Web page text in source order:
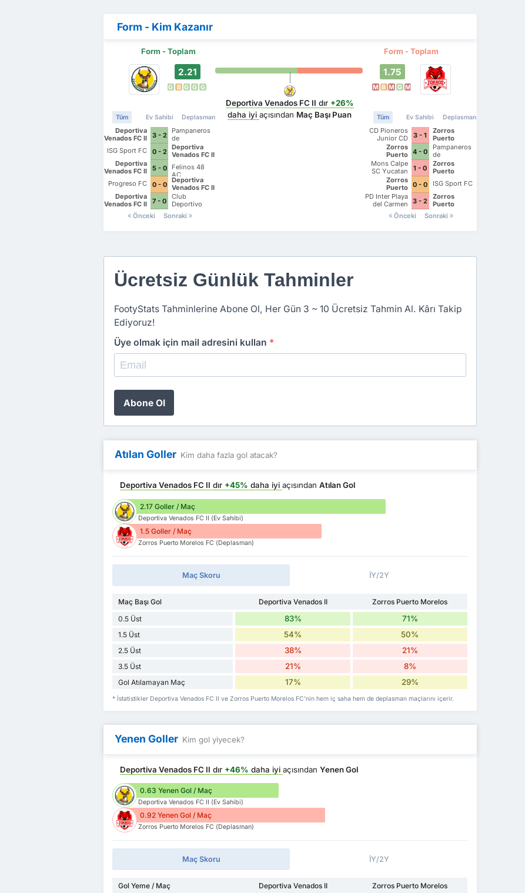
Form - Kim Kazanır
Form - Toplam Form - Toplam
2.21
G B G G G
Tüm Ev Sahibi Deplasman
Deportiva
Venados FC II
3 - 2
Pampaneros
de
Champoton
FC
ISG Sport FC 0 - 2
Deportiva
Venados FC II
Deportiva
Venados FC II
5 - 0
Felinos 48
AC
Progreso FC
0 - 0
Deportiva
Venados FC II
Deportiva
Venados FC II
7 - 0
Club
Deportivo
Zitacuaro II
Önceki Sonraki
Deportiva Venados FC II dır +26%
daha iyiaçısından Maç Başı Puan
1.75
M B M G M
Tüm Ev Sahibi Deplasman
CD Pioneros
Junior CD
Pioneros de
Cancun II
3 - 1
Zorros
Puerto
Morelos FC
Zorros
Puerto
Morelos FC
4 - 0
Pampaneros
de
Champoton
FC
Mons Calpe
SC Yucatan
1 - 0
Zorros
Puerto
Zorros
Puerto
Morelos FC
0 - 0
ISG Sport FC
PD Inter Playa
del Carmen
AC II
3 - 2
Zorros
Puerto
Morelos FC
Önceki Sonraki
Ücretsiz Günlük Tahminler
FootyStats Tahminlerine Abone Ol, Her Gün 3 ~ 10 Ücretsiz Tahmin Al. Kârı Takip
Ediyoruz!
Üye olmak için mail adresini kullan *
Abone Ol
Atılan Goller Kim daha fazla gol atacak?
Deportiva Venados FC II dır +45% daha iyiaçısındanAtılan Gol
2.17 Goller / Maç
Deportiva Venados FC II (Ev Sahibi)
1.5 Goller / Maç
Zorros Puerto Morelos FC (Deplasman)
Maç Skoru İY/2Y
Maç Başı Gol Deportiva Venados II
Zorros Puerto Morelos
0.5 Üst
83% 71%
1.5 Üst 54% 50%
2.5 Üst 38% 21%
3.5 Üst 21% 8%
Gol Atılamayan Maç 17% 29%
* İstatistikler Deportiva Venados FC II ve Zorros Puerto Morelos FC'nin hem iç saha hem de deplasman maçlarını içerir.
Yenen Goller Kim gol yiyecek?
Deportiva Venados FC II dır +46% daha iyiaçısındanYenen Gol
0.63 Yenen Gol / Maç
Deportiva Venados FC II (Ev Sahibi)
0.92 Yenen Gol / Maç
Zorros Puerto Morelos FC (Deplasman)
Maç Skoru İY/2Y
Gol Yeme / Maç Deportiva Venados II Zorros Puerto Morelos